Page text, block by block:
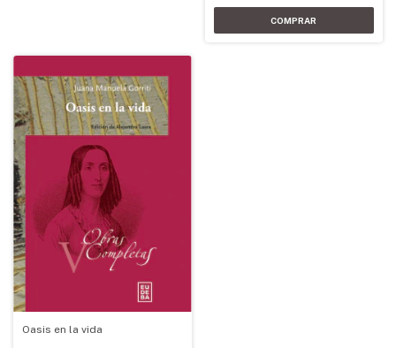
Oasis en la vida